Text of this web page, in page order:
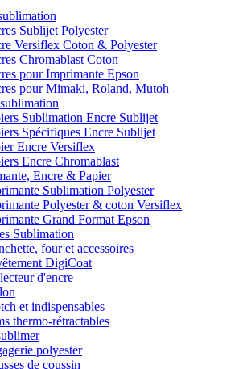
Sublijet Polyester
Versiflex Coton & Polyester
Chromablast Coton
pour Imprimante Epson
pour Mimaki, Roland, Mutoh
Sublimation Encre Sublijet
Spécifiques Encre Sublijet
Encre Versiflex
Encre Chromablast
Encre & Papier
Sublimation Polyester
Polyester & coton Versiflex
Grand Format Epson
Sublimation
four et accessoires
DigiCoat
d'encre
et indispensables
thermo-rétractables
polyester
de coussin